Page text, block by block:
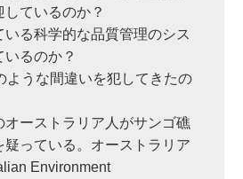
ているのか？
る科学的な品質管理のシス
るのか？
ような間違いを犯してきたの
オーストラリア人がサンゴ礁
疑っている。オーストラリア
Environment